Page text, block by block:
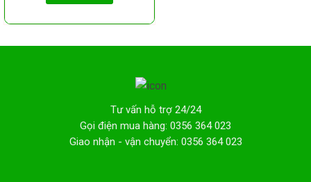
Tư vấn hỗ trợ 24/24
Gọi điện mua hàng: 0356 364 023
Giao nhận - vận chuyển: 0356 364 023